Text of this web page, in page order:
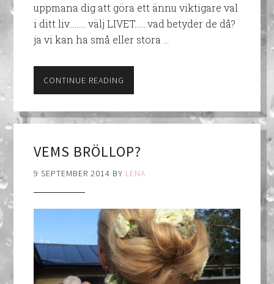
uppmana dig att göra ett ännu viktigare val
i ditt liv……… välj LIVET…….vad betyder de då?
ja vi kan ha små eller stora …
CONTINUE READING
VEMS BRÖLLOP?
9 SEPTEMBER 2014 BY LENA